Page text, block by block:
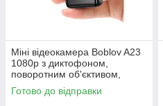
Міні відеокамера Boblov A23
1080p з диктофоном,
поворотним об'єктивом,
дисплеєм, кутом огляду 120°
Готово до відправки